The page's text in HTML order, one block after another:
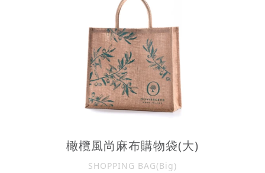
橄欖風尚麻布購物袋(大)
SHOPPING BAG(Big)